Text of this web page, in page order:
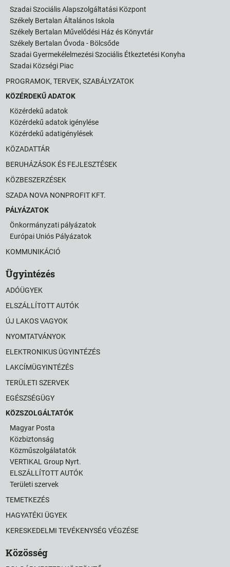
Szadai Szociális Alapszolgáltatási Központ
Székely Bertalan Általános Iskola
Székely Bertalan Művelődési Ház és Könyvtár
Székely Bertalan Óvoda - Bölcsőde
Szadai Gyermekélelmezési Szociális Étkeztetési Konyha
Szadai Községi Piac
PROGRAMOK, TERVEK, SZABÁLYZATOK
KÖZÉRDEKŰ ADATOK
Közérdekű adatok
Közérdekű adatok igénylése
Közérdekű adatigénylések
KÖZADATTÁR
BERUHÁZÁSOK ÉS FEJLESZTÉSEK
KÖZBESZERZÉSEK
SZADA NOVA NONPROFIT KFT.
PÁLYÁZATOK
Önkormányzati pályázatok
Európai Uniós Pályázatok
KOMMUNIKÁCIÓ
Ügyintézés
ADÓÜGYEK
ELSZÁLLÍTOTT AUTÓK
ÚJ LAKOS VAGYOK
NYOMTATVÁNYOK
ELEKTRONIKUS ÜGYINTÉZÉS
LAKCÍMÜGYINTÉZÉS
TERÜLETI SZERVEK
EGÉSZSÉGÜGY
KÖZSZOLGÁLTATÓK
Magyar Posta
Közbiztonság
Közműszolgálatatók
VERTIKAL Group Nyrt.
ELSZÁLLÍTOTT AUTÓK
Területi szervek
TEMETKEZÉS
HAGYATÉKI ÜGYEK
KERESKEDELMI TEVÉKENYSÉG VÉGZÉSE
Közösség